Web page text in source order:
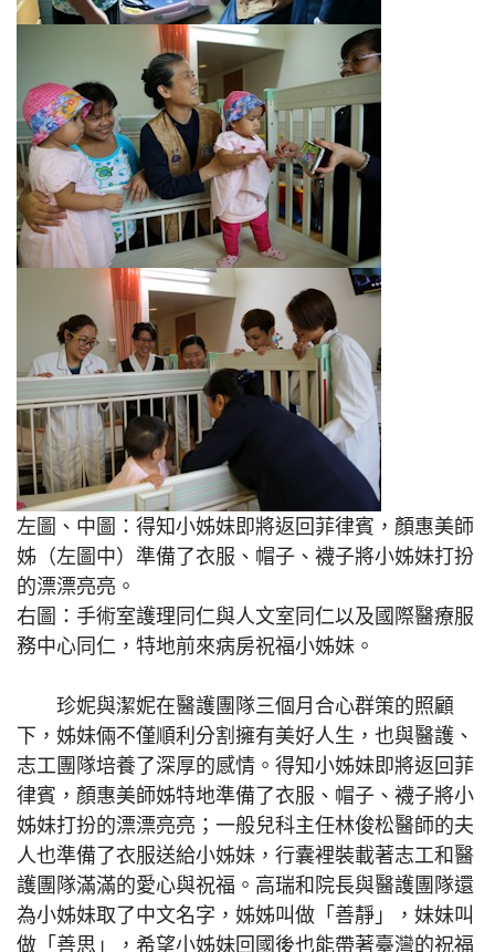
左圖、中圖：得知小姊妹即將返回菲律賓，顏惠美師
姊（左圖中）準備了衣服、帽子、襪子將小姊妹打扮
的漂漂亮亮。
右圖：手術室護理同仁與人文室同仁以及國際醫療服
務中心同仁，特地前來病房祝福小姊妹。
珍妮與潔妮在醫護團隊三個月合心群策的照顧
下，姊妹倆不僅順利分割擁有美好人生，也與醫護、
志工團隊培養了深厚的感情。得知小姊妹即將返回菲
律賓，顏惠美師姊特地準備了衣服、帽子、襪子將小
姊妹打扮的漂漂亮亮；一般兒科主任林俊松醫師的夫
人也準備了衣服送給小姊妹，行囊裡裝載著志工和醫
護團隊滿滿的愛心與祝福。高瑞和院長與醫護團隊還
為小姊妹取了中文名字，姊姊叫做「善靜」，妹妹叫
做「善思」，希望小姊妹回國後也能帶著臺灣的祝福